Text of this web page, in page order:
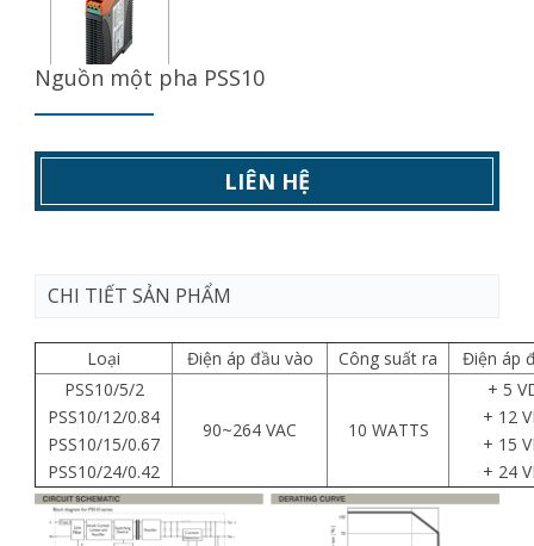
Nguồn một pha PSS10
LIÊN HỆ
CHI TIẾT SẢN PHẨM
Loại Điện áp đầu vào Công suất ra
Điện áp
PSS10/5/2
PSS10/12/0.84
PSS10/15/0.67
PSS10/24/0.42
90~264 VAC 10 WATTS
+ 5
+ 12
+ 15
+ 24